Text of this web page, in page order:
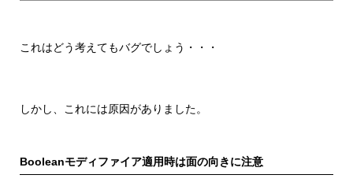
これはどう考えてもバグでしょう・・・
しかし、これには原因がありました。
Booleanモディファイア適用時は面の向きに注意